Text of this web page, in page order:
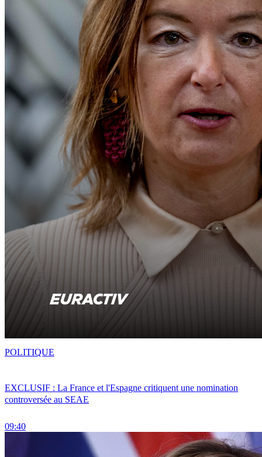
EXCLUSIF : La France et l'Espagne critiquent une nomination
controversée au SEAE
09:40
POLITIQUE